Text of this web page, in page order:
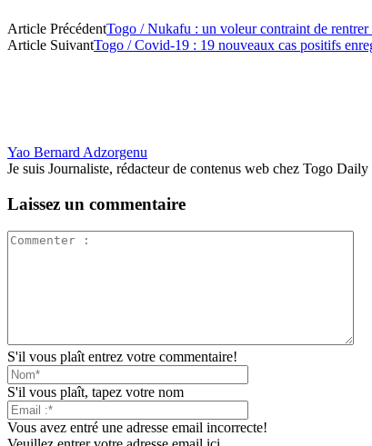
Article PrécédentTogo / Nukafu : un voleur contraint de rentrer
Article SuivantTogo / Covid-19 : 19 nouveaux cas positifs
Yao Bernard Adzorgenu
Je suis Journaliste, rédacteur de contenus web chez Togo
Laissez un commentaire
S'il vous plaît entrez votre commentaire!
S'il vous plaît, tapez votre nom
Vous avez entré une adresse email incorrecte!